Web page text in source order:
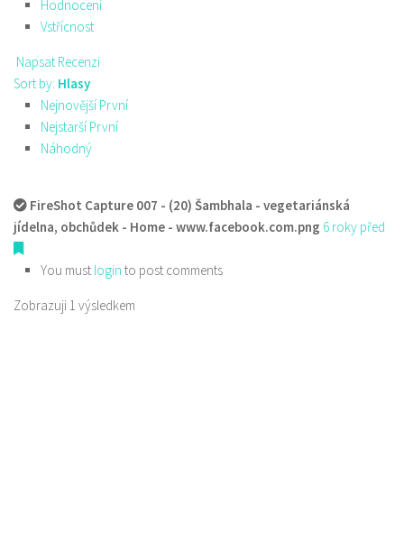
Hodnocení
Vstřícnost
Napsat Recenzi
Sort by: Hlasy
Nejnovější První
Nejstarší První
Náhodný
FireShot Capture 007 - (20) Šambhala - vegetariánská
jídelna, obchůdek - Home - www.facebook.com.png 6 roky před
You must login to post comments
Zobrazuji 1 výsledkem